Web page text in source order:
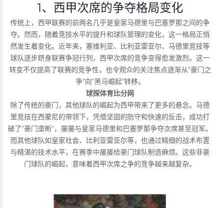
1、西甲次席的争夺格局变化
传统上，西甲联赛的前两名几乎是皇家马德里与巴塞罗那之间的争
夺。然而，随着竞技水平的提升和球队管理的变化，这一格局正悄
然发生着变化。近年来，塞维利亚、比利亚雷亚尔、马德里竞技等
球队逐步跻身联赛争冠行列，西甲次席的竞争变得愈发激烈。这一
转变不仅提高了联赛的竞争性，也令观众的关注焦点逐渐从“豪门之
争”向“黑马崛起”转移。
球探体育比分网
除了传统的豪门，其他球队的崛起为西甲带来了更多的悬念。马德
里竞技在西蒙尼的带领下，凭借坚固的防守和快速的反击，成功打
破了“豪门垄断”，屡屡与皇家马德里和巴塞罗那争夺次席甚至冠军。
而其他球队如皇家社会、比利亚雷亚尔等，也通过精细的战术布置
与精湛的技术水平，在赛季中屡屡给豪门球队制造麻烦。这些非豪
门球队的崛起，意味着西甲次席之争的竞争越来越复杂。